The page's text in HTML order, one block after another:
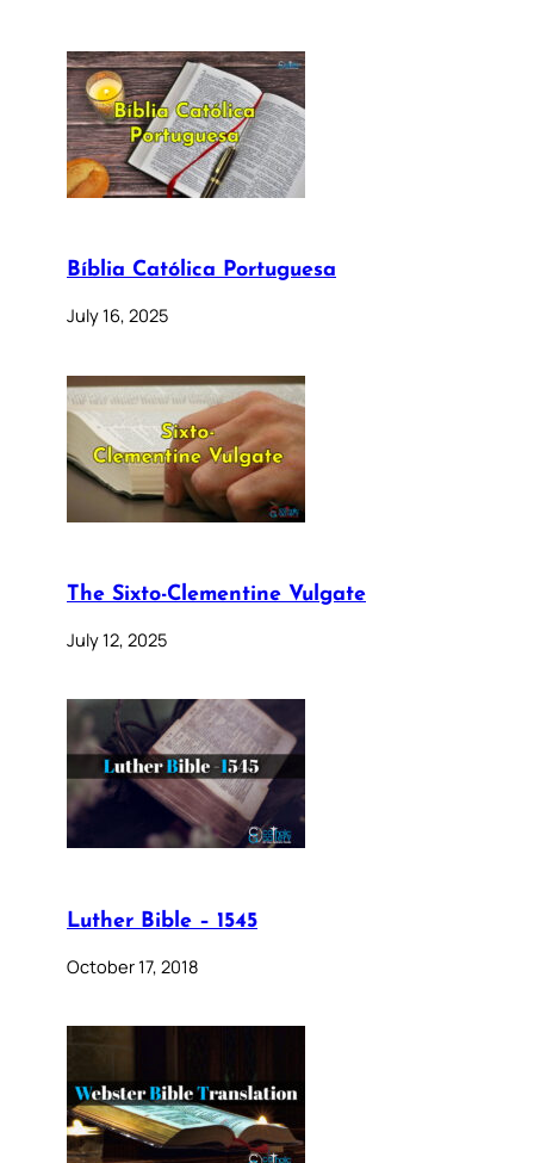
Bíblia Católica Portuguesa
July 16, 2025
The Sixto-Clementine Vulgate
July 12, 2025
Luther Bible – 1545
October 17, 2018